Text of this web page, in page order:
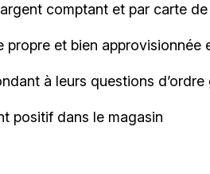
comptant et par carte de
propre et bien approvisionnée
à leurs questions d’ordre
positif dans le magasin